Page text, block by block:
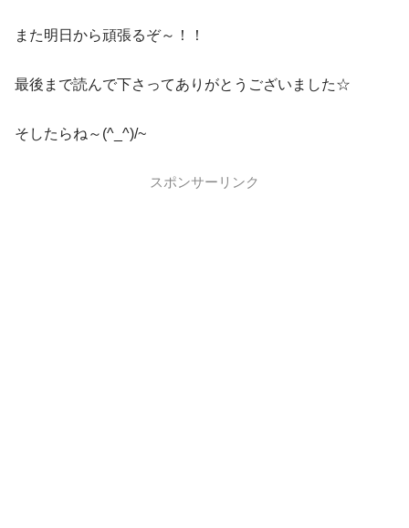
また明日から頑張るぞ～！！
最後まで読んで下さってありがとうございました☆
そしたらね～(^_^)/~
スポンサーリンク